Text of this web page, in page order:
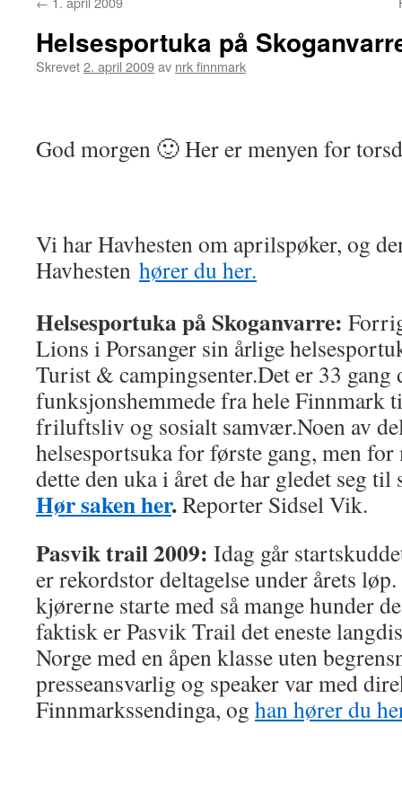
Helsesportuka på
Skrevet2. april 2009av nrk finnmark
God morgen 🙂 Her er menyen for
Vi har Havhesten om aprilspøker, og
Havhesten hører du her.
Helsesportuka på Skoganvarre:
Lions i Porsanger sin årlige
Turist & campingsenter.Det er 33 gang
funksjonshemmede fra hele Finnmark
friluftsliv og sosialt samvær.Noen av
helsesportsuka for første gang, men for
dette den uka i året de har gledet seg
Hør saken her.Reporter Sidsel Vik.
Pasvik trail 2009: Idag går
er rekordstor deltagelse under årets
kjørerne starte med så mange hunder
faktisk er Pasvik Trail det eneste
Norge med en åpen klasse uten
presseansvarlig og speaker var med
Finnmarkssendinga, og han hører du